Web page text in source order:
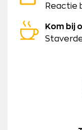
Reactie
Kom bij